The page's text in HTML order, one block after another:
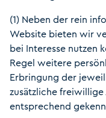
(1) Neben der rein
Website bieten wir
bei Interesse nutzen
Regel weitere
Erbringung der
zusätzliche
entsprechend